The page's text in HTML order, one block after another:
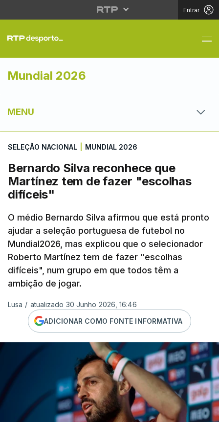
Entrar
Bernardo Silva
Mundial 2026
MENU
SELEÇÃO NACIONAL MUNDIAL 2026
Bernardo Silva reconhece que
Martínez tem de fazer "escolhas
difíceis"
O médio Bernardo Silva afirmou que está pronto
ajudar a seleção portuguesa de futebol no
Mundial2026, mas explicou que o selecionador
Roberto Martínez tem de fazer "escolhas
difíceis", num grupo em que todos têm a
ambição de jogar.
Lusa / atualizado 30 Junho 2026, 16:46
ADICIONAR COMO FONTE INFORMATIVA